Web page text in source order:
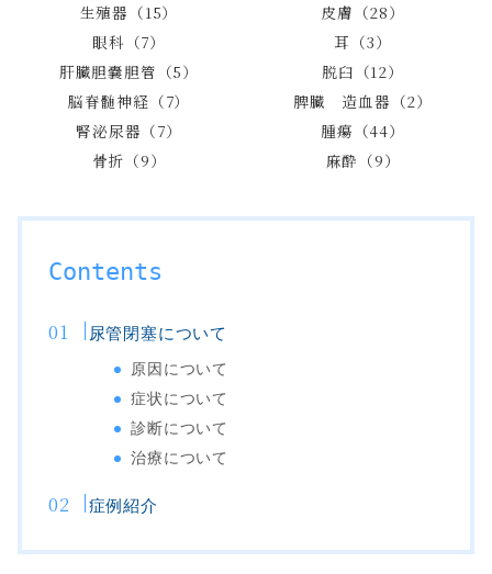
生殖器（15）
皮膚（28）
眼科（7）
耳（3）
肝臓胆嚢胆管（5）
脱臼（12）
脳脊髄神経（7）
脾臓 造血器（2）
腎泌尿器（7）
腫瘍（44）
骨折（9）
麻酔（9）
Contents
尿管閉塞について
原因について
症状について
診断について
治療について
症例紹介